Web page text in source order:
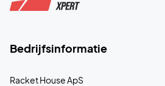
Bedrijfsinformatie
Racket House ApS